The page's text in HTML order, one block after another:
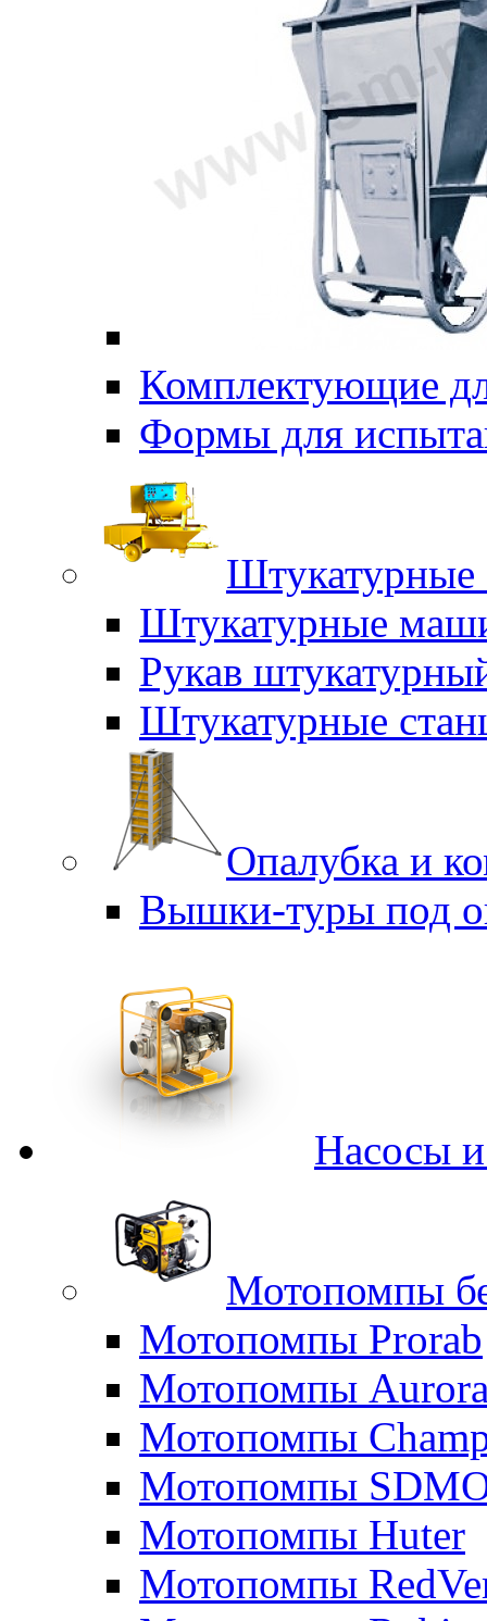
Комплектующие
Формы для
Штукатурные
Штукатурные
Рукав
Штукатурные
Опалубка и
Вышки-туры под
Насосы
Мотопомпы
Мотопомпы Prorab
Мотопомпы
Мотопомпы
Мотопомпы
Мотопомпы Huter
Мотопомпы